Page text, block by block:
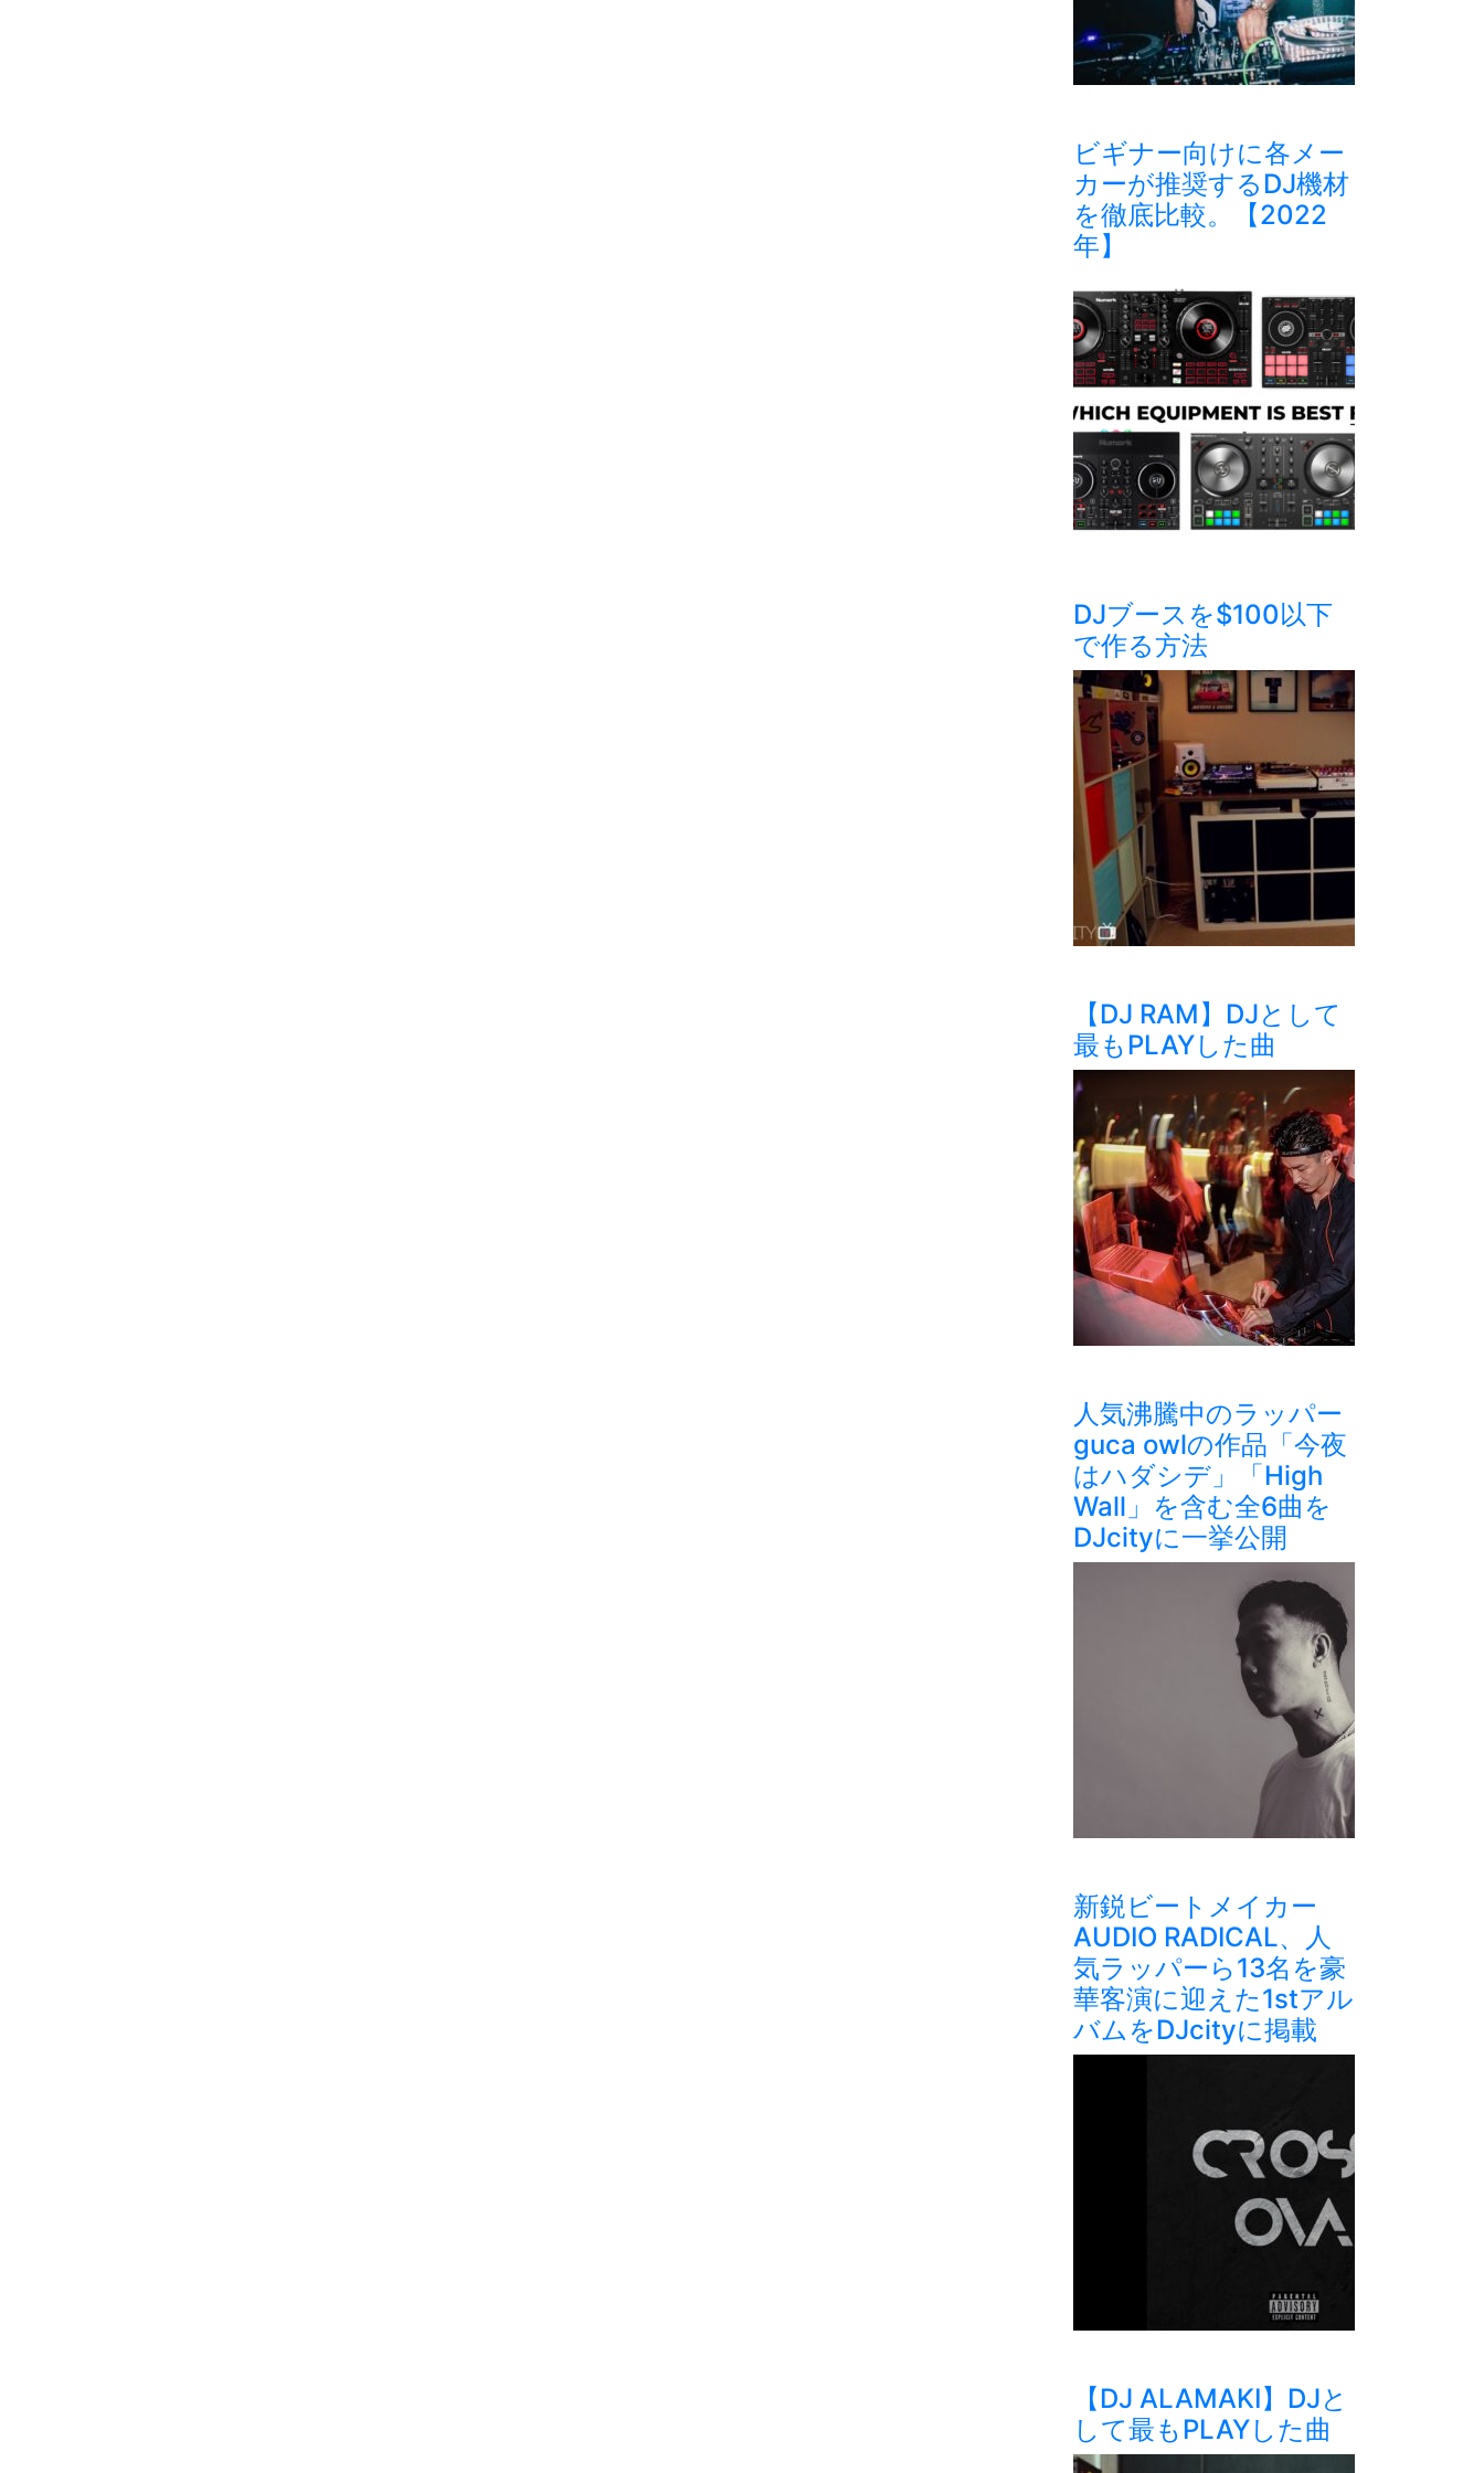
ビギナー向けに各メー
カーが推奨するDJ機材
を徹底比較。【2022
年】
DJブースを$100以下
で作る方法
【DJ RAM】DJとして
最もPLAYした曲
人気沸騰中のラッパー
guca owlの作品「今夜
はハダシデ」「High
Wall」を含む全6曲を
DJcityに一挙公開
新鋭ビートメイカー
AUDIO RADICAL、人
気ラッパーら13名を豪
華客演に迎えた1stアル
バムをDJcityに掲載
【DJ ALAMAKI】DJと
して最もPLAYした曲